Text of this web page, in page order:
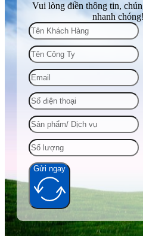
Vui lòng điền thông tin,
nhanh chóng!
Gửi ngay